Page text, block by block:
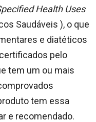
Health Uses
Saudáveis ), o que
e diatéticos
pelo
tem um ou mais
tem essa
e recomendado.